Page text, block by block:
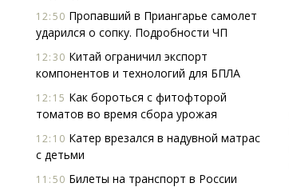
12:50 Пропавший в Приангарье самолет
ударился о сопку. Подробности ЧП
12:30 Китай ограничил экспорт
компонентов и технологий для БПЛА
12:15 Как бороться с фитофторой
томатов во время сбора урожая
12:10 Катер врезался в надувной матрас
с детьми
11:50 Билеты на транспорт в России